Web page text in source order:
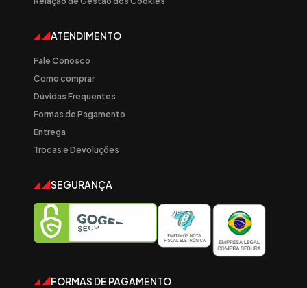
ATENDIMENTO
Fale Conosco
Como comprar
Dúvidas Frequentes
Formas de Pagamento
Entrega
Trocas e Devoluções
SEGURANÇA
FORMAS DE PAGAMENTO